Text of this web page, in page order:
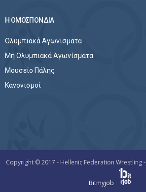
Η ΟΜΟΣΠΟΝΔΙΑ
Ολυμπιακά Αγωνίσματα
Μη Ολυμπιακά Αγωνίσματα
Μουσείο Πάλης
Κανονισμοί
Copyright © 2017 - Hellenic Federation Wrestling -
Bitmyjob